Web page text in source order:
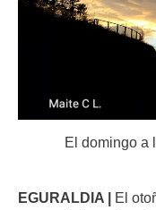
El domingo a
EGURALDIA | El